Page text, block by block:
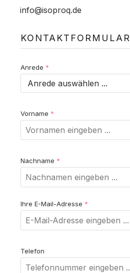
info@isoproq.de
KONTAKTFORMULAR
Anrede *
Vorname *
Nachname *
Ihre E-Mail-Adresse *
Telefon